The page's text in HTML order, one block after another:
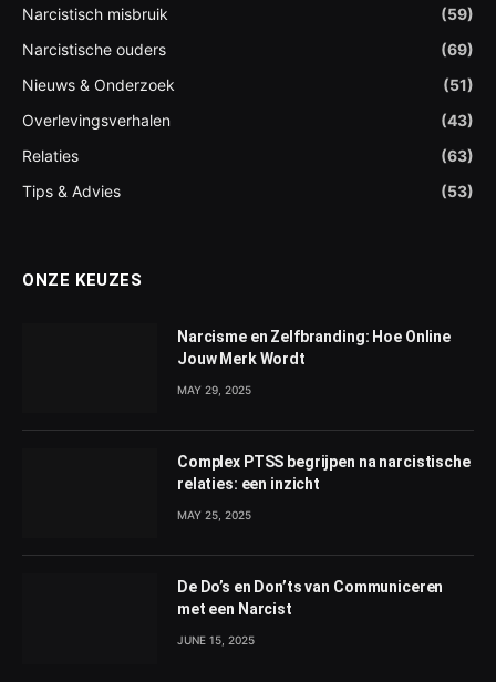
Narcistisch misbruik
(59)
Narcistische ouders
(69)
Nieuws & Onderzoek
(51)
Overlevingsverhalen
(43)
Relaties
(63)
Tips & Advies
(53)
ONZE KEUZES
Narcisme en Zelfbranding: Hoe Online
Jouw Merk Wordt
MAY 29, 2025
Complex PTSS begrijpen na narcistische
relaties: een inzicht
MAY 25, 2025
De Do’s en Don’ts van Communiceren
met een Narcist
JUNE 15, 2025